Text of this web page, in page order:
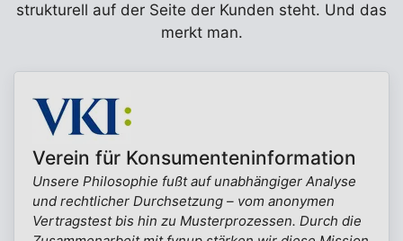
strukturell auf der Seite der Kunden steht. Und das
merkt man.
Verein für Konsumenteninformation
Unsere Philosophie fußt auf unabhängiger Analyse
und rechtlicher Durchsetzung – vom anonymen
Vertragstest bis hin zu Musterprozessen. Durch die